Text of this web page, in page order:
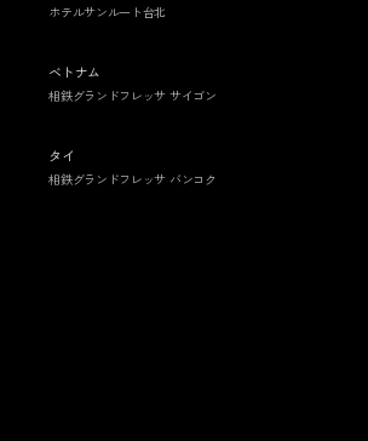
ホテルサンルート台北
ベトナム
相鉄グランドフレッサ サイゴン
タイ
相鉄グランドフレッサ バンコク